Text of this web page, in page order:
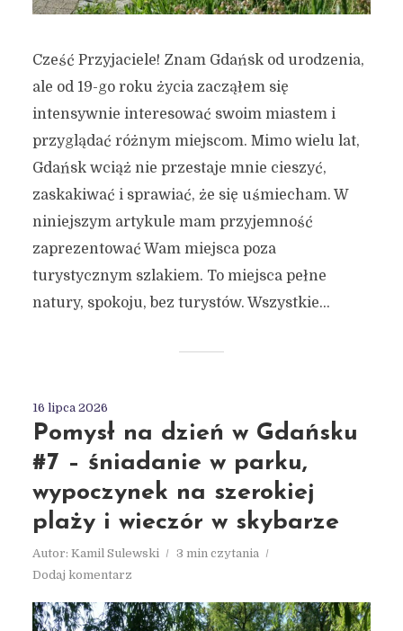
Cześć Przyjaciele! Znam Gdańsk od urodzenia,
ale od 19-go roku życia zacząłem się
intensywnie interesować swoim miastem i
przyglądać różnym miejscom. Mimo wielu lat,
Gdańsk wciąż nie przestaje mnie cieszyć,
zaskakiwać i sprawiać, że się uśmiecham. W
niniejszym artykule mam przyjemność
zaprezentować Wam miejsca poza
turystycznym szlakiem. To miejsca pełne
natury, spokoju, bez turystów. Wszystkie...
16 lipca 2026
Pomysł na dzień w Gdańsku
#7 – śniadanie w parku,
wypoczynek na szerokiej
plaży i wieczór w skybarze
Autor: Kamil Sulewski
3 min czytania
Dodaj komentarz